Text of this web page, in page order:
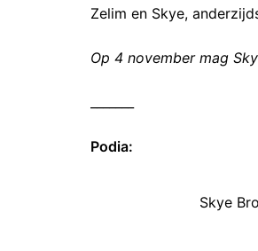
Zelim en Skye,
Op 4 november mag
Podia:
Skye